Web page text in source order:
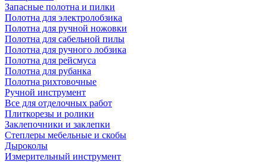
Запасные полотна и пилки
Полотна для электролобзика
Полотна для ручной ножовки
Полотна для сабельной пилы
Полотна для ручного лобзика
Полотна для рейсмуса
Полотна для рубанка
Полотна рихтовочные
Ручной инструмент
Все для отделочных работ
Плиткорезы и ролики
Заклепочники и заклепки
Степлеры мебельные и скобы
Дыроколы
Измерительный инструмент